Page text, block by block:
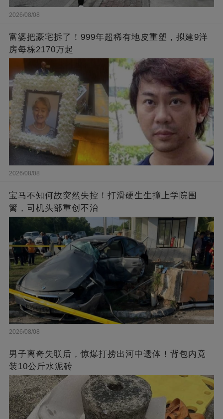
2026/08/08
富婆把豪宅拆了！999年超稀有地皮重塑，拟建9洋
房每栋2170万起
2026/08/08
宝马不知何故突然失控！打滑硬生生撞上学院围
篱，司机头部重创不治
2026/08/08
男子离奇失联后，惊爆打捞出河中遗体！背包内竟
装10公斤水泥砖